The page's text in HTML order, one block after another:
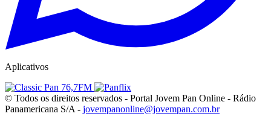
Aplicativos
© Todos os direitos reservados - Portal Jovem Pan Online - Rádio
Panamericana S/A - jovempanonline@jovempan.com.br